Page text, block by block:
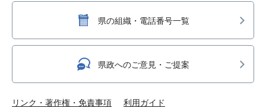
県の組織・電話番号一覧
県政へのご意見・ご提案
リンク・著作権・免責事項 利用ガイド